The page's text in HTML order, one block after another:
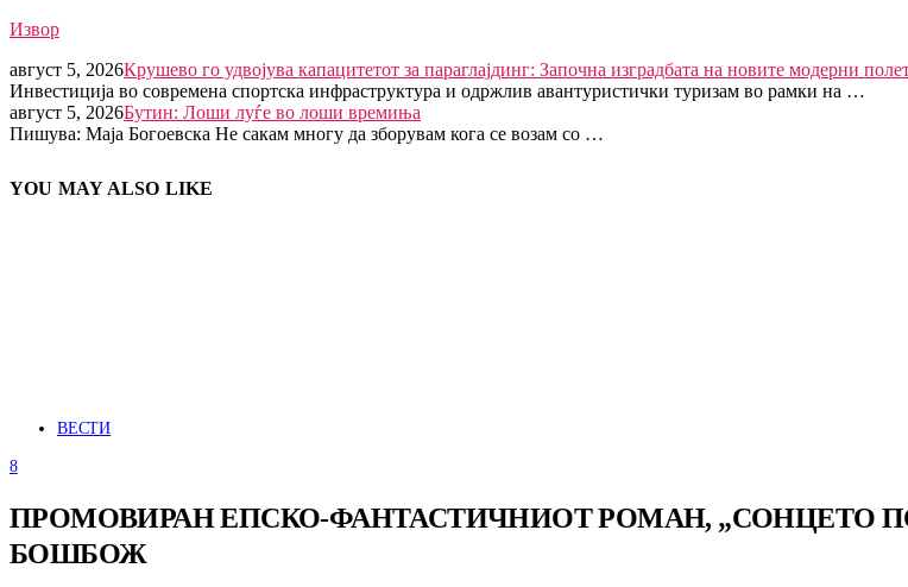
Извор
август 5, 2026Крушево го удвојува капацитетот за параглајдинг: Започна изградбата на новите модерни
Инвестиција во современа спортска инфраструктура и одржлив авантуристички туризам во рамки на …
август 5, 2026Бутин: Лоши луѓе во лоши времиња
Пишува: Маја Богоевска Не сакам многу да зборувам кога се возам со …
YOU MAY ALSO LIKE
ВЕСТИ
8
ПРОМОВИРАН ЕПСКО-ФАНТАСТИЧНИОТ РОМАН, „СОНЦЕТО
БОШБОЖ